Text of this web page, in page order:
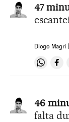
47
Diogo Magri
46
falta